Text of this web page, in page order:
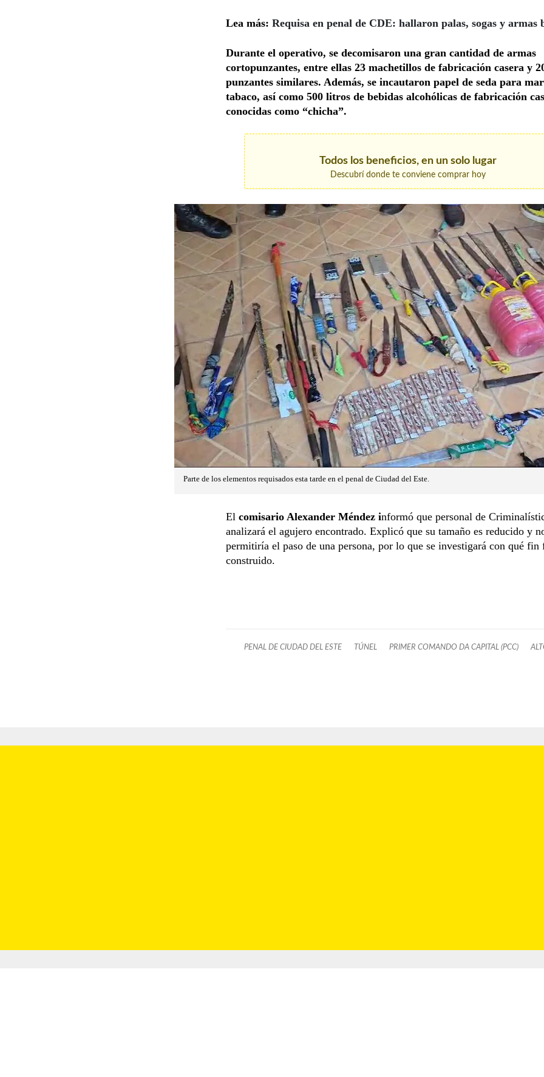
Lea más: Requisa en penal de CDE: hallaron palas, sogas y armas
Durante el operativo, se decomisaron una gran cantidad de armas
cortopunzantes, entre ellas 23 machetillos de fabricación casera y
punzantes similares. Además, se incautaron papel de seda para
tabaco, así como 500 litros de bebidas alcohólicas de fabricación
conocidas como “chicha”.
Todos los beneficios, en un solo lugar
Descubrí donde te conviene comprar hoy
Parte de los elementos requisados esta tarde en el penal de Ciudad del Este.
El comisario Alexander Méndez informó que personal de
analizará el agujero encontrado. Explicó que su tamaño es reducido y
permitiría el paso de una persona, por lo que se investigará con qué fin
construido.
PENAL DE CIUDAD DEL ESTE TÚNEL PRIMER COMANDO DA CAPITAL (PCC)